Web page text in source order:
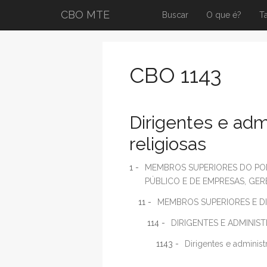
CBO MTE Buscar O que é?
CBO 1143
Dirigentes e
religiosas
1 -
MEMBROS SUPERIORES DO
PÚBLICO E DE EMPRESAS,
11 - MEMBROS SUPERIORES E
114 - DIRIGENTES E
1143 - Dirigentes e